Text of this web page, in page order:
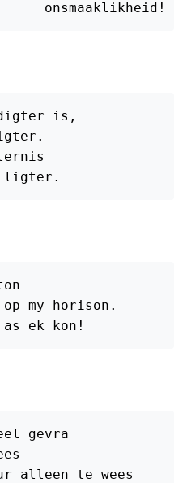
is,
my horison.
gevra
—
alleen te wees